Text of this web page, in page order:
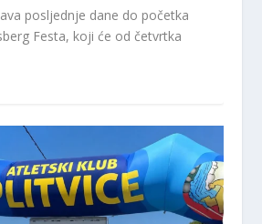
posljednje dane do početka
Festa, koji će od četvrtka